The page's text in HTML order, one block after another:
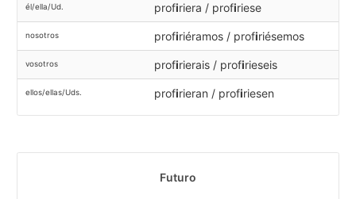
él/ella/Ud. profiriera / profiriese
nosotros profiriéramos / profiriésemos
vosotros profirierais / profirieseis
ellos/ellas/Uds. profirieran / profiriesen
Futuro